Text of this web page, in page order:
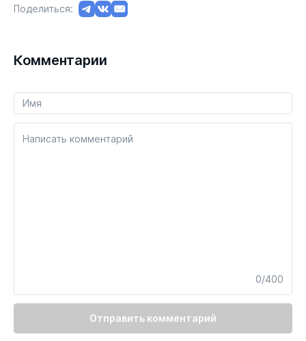
Поделиться:
Комментарии
Написать комментарий
0/400
Отправить комментарий